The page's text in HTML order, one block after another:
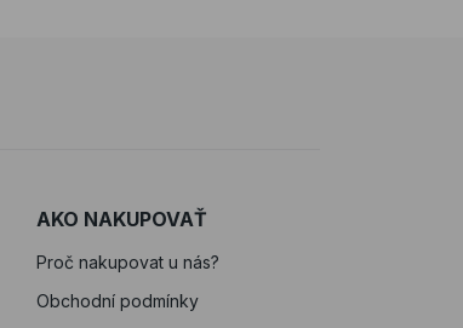
AKO NAKUPOVAŤ
Proč nakupovat u nás?
Obchodní podmínky